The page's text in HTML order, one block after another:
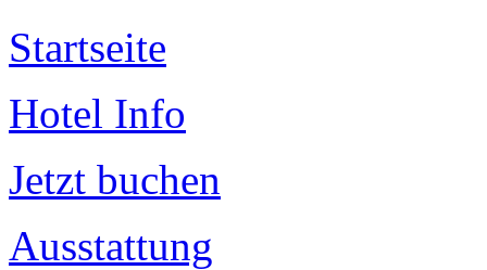
Startseite
Hotel Info
Jetzt buchen
Ausstattung